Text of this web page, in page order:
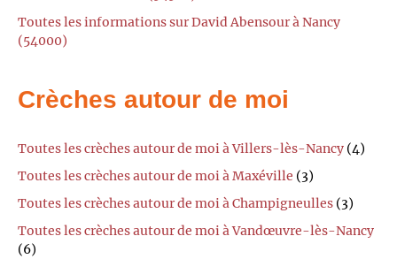
Toutes les informations sur David Abensour à Nancy
(54000)
Crèches autour de moi
Toutes les crèches autour de moi à Villers-lès-Nancy (4)
Toutes les crèches autour de moi à Maxéville (3)
Toutes les crèches autour de moi à Champigneulles (3)
Toutes les crèches autour de moi à Vandœuvre-lès-Nancy
(6)